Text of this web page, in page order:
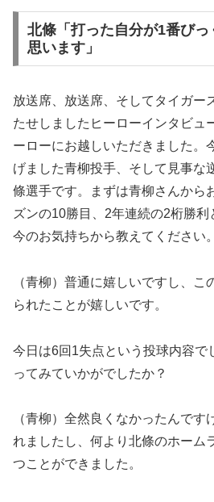
北條「打った自分が1番びっ
思います」
放送席、放送席、そしてタイガー
たせしましたヒーローインタビュ
ーローにお越しいただきました。
げました青柳投手、そして見事な
條選手です。まずは青柳さんから
ズンの10勝目、2年連続の2桁勝
今のお気持ちから教えてください。
（青柳）普通に嬉しいですし、こ
られたことが嬉しいです。
今日は6回1失点という投球内容で
ってみていかがでしたか？
（青柳）全然良くなかったんです
れましたし、何より北條のホーム
つことができました。